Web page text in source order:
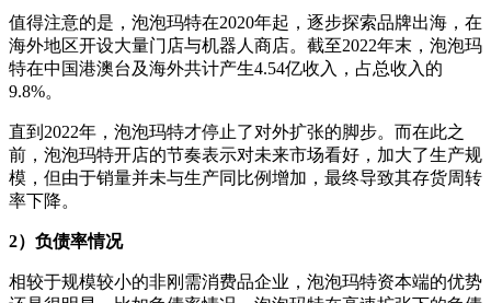
值得注意的是，泡泡玛特在2020年起，逐步探索品牌出海，在
海外地区开设大量门店与机器人商店。截至2022年末，泡泡玛
特在中国港澳台及海外共计产生4.54亿收入，占总收入的
9.8%。
直到2022年，泡泡玛特才停止了对外扩张的脚步。而在此之
前，泡泡玛特开店的节奏表示对未来市场看好，加大了生产规
模，但由于销量并未与生产同比例增加，最终导致其存货周转
率下降。
2）负债率情况
相较于规模较小的非刚需消费品企业，泡泡玛特资本端的优势